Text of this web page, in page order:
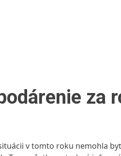
za
v tomto roku nemohla